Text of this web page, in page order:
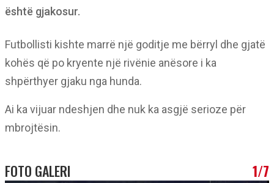
është gjakosur.
Futbollisti kishte marrë një goditje me bërryl dhe gjatë
kohës që po kryente një rivënie anësore i ka
shpërthyer gjaku nga hunda.
Ai ka vijuar ndeshjen dhe nuk ka asgjë serioze për
mbrojtësin.
FOTO GALERI 1/7